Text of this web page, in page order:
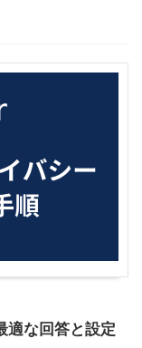
適な回答と設定